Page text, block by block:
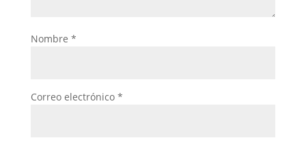
Nombre *
Correo electrónico *